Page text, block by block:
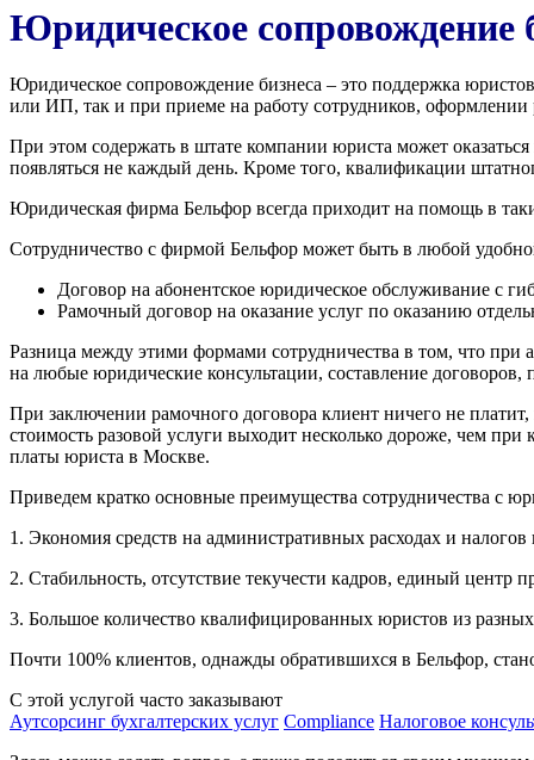
Юридическое сопровождение
Юридическое сопровождение бизнеса – это поддержка
или ИП, так и при приеме на работу сотрудников, оформлении
При этом содержать в штате компании юриста может
появляться не каждый день. Кроме того, квалификации
Юридическая фирма Бельфор всегда приходит на помощь в
Сотрудничество с фирмой Бельфор может быть в любой
Договор на абонентское юридическое обслуживание с
Рамочный договор на оказание услуг по оказанию
Разница между этими формами сотрудничества в том, что при
на любые юридические консультации, составление
При заключении рамочного договора клиент ничего не
стоимость разовой услуги выходит несколько дороже, чем
платы юриста в Москве.
Приведем кратко основные преимущества сотрудничества с
1. Экономия средств на административных расходах и налогов
2. Стабильность, отсутствие текучести кадров, единый центр
3. Большое количество квалифицированных юристов из
Почти 100% клиентов, однажды обратившихся в Бельфор,
С этой услугой часто заказывают
Аутсорсинг бухгалтерских услуг Compliance Налоговое